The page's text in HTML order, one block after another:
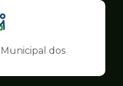
dos